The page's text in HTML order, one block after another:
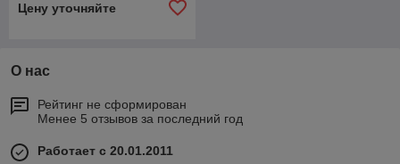
Цену уточняйте
О нас
Рейтинг не сформирован
Менее 5 отзывов за последний год
Работает с 20.01.2011